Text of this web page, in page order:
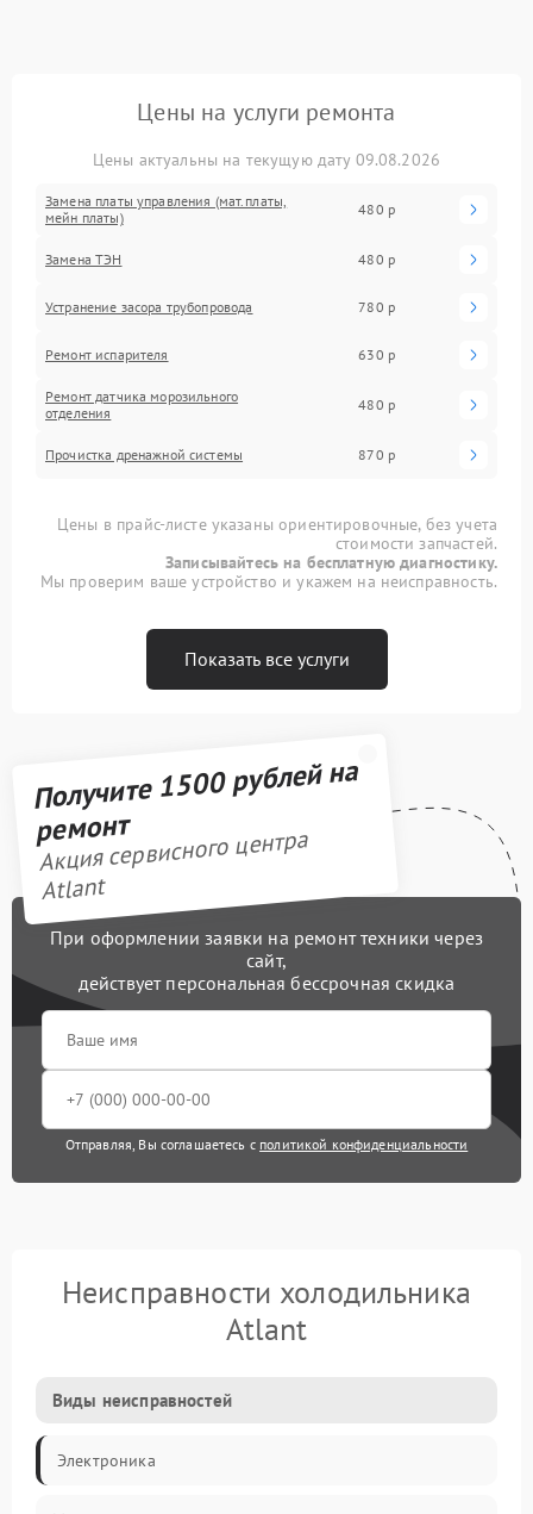
Цены на услуги ремонта
Цены актуальны на текущую дату 09.08.2026
Замена платы управления (мат.платы,
мейн платы)
480 р
Замена ТЭН 480 р
Устранение засора трубопровода 780 р
Ремонт испарителя 630 р
Ремонт датчика морозильного
отделения
480 р
Прочистка дренажной системы 870 р
Цены в прайс-листе указаны ориентировочные, без учета
стоимости запчастей.
Записывайтесь на бесплатную диагностику.
Мы проверим ваше устройство и укажем на неисправность.
Показать все услуги
Получите 1500 рублей на
ремонт
Акция сервисного центра
Atlant
При оформлении заявки на ремонт техники через
сайт,
действует персональная бессрочная скидка
Отправляя, Вы соглашаетесь с политикой конфиденциальности
Неисправности холодильника
Atlant
Виды неисправностей
Электроника